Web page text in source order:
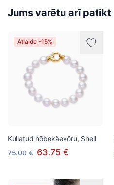
Jums varētu arī patikt
Atlaide -15%
Kullatud hõbekäevõru, Shell
75.00 € 63.75 €